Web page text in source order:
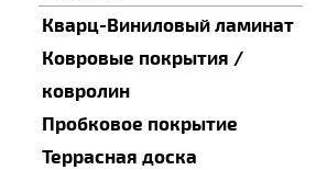
Кварц-Виниловый ламинат
Ковровые покрытия /
ковролин
Пробковое покрытие
Террасная доска